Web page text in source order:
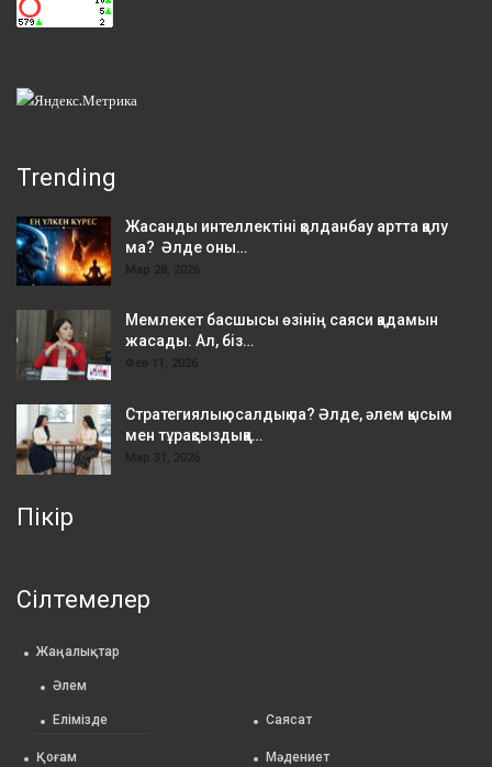
Trending
Жасанды интеллектіні қолданбау артта қалу
ма? Әлде оны…
Мар 28, 2026
Мемлекет басшысы өзінің саяси қадамын
жасады. Ал, біз…
Фев 11, 2026
Стратегиялық осалдық па? Әлде, әлем қысым
мен тұрақсыздыққа…
Мар 31, 2026
Пікір
Сілтемелер
Жаңалықтар
Әлем
Елімізде Саясат
Қоғам Мәдениет